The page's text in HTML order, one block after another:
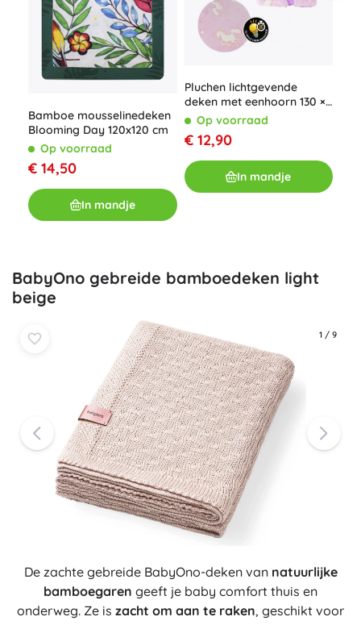
Bamboe mousselinedeken
Blooming Day 120x120 cm
Op voorraad
€ 14,50
In mandje
Pluchen lichtgevende
deken met eenhoorn 130 ×
150 cm roze
Op voorraad
€ 12,90
In mandje
BabyOno gebreide bamboedeken light
beige
1 / 9
De zachte gebreide BabyOno-deken van natuurlijke
bamboegaren geeft je baby comfort thuis en
onderweg. Ze is zacht om aan te raken, geschikt voor